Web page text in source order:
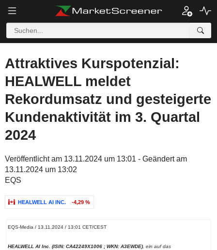
Attraktives Kurspotenzial:
HEALWELL meldet
Rekordumsatz und gesteigerte
Kundenaktivität im 3. Quartal
2024
Veröffentlicht am 13.11.2024 um 13:01 - Geändert am
13.11.2024 um 13:02
EQS
HEALWELL AI INC. -4,29 %
EQS-Media / 13.11.2024 / 13:01 CET/CEST
HEALWELL AI Inc. (ISIN: CA42249X1006 ; WKN: A3EWDE), ein auf das